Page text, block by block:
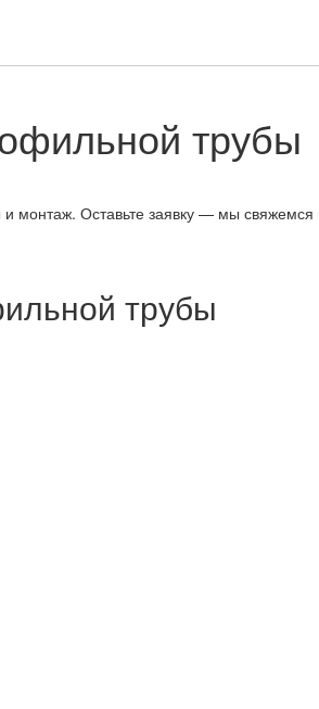
трубы
монтаж. Оставьте заявку — мы свяжемся
трубы